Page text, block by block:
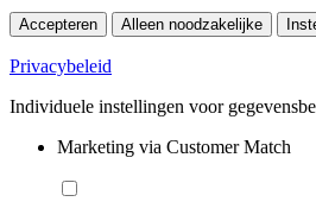
Accepteren Alleen noodzakelijke
Privacybeleid
Individuele instellingen voor
Marketing via Customer Match